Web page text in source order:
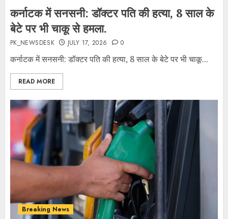
कर्नाटक में सनसनी: डॉक्टर पति की हत्या, 8 साल के
बेटे पर भी चाकू से हमला.
PK_NEWSDESK JULY 17, 2026 0
कर्नाटक में सनसनी: डॉक्टर पति की हत्या, 8 साल के बेटे पर भी चाकू...
READ MORE
Breaking News